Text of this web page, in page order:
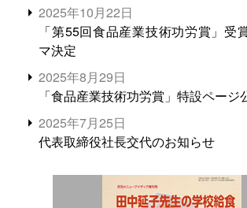
2025年10月22日
「第55回食品産業技術功労賞」受
マ決定
2025年8月29日
「食品産業技術功労賞」特設ペー
2025年7月25日
代表取締役社長交代のお知らせ